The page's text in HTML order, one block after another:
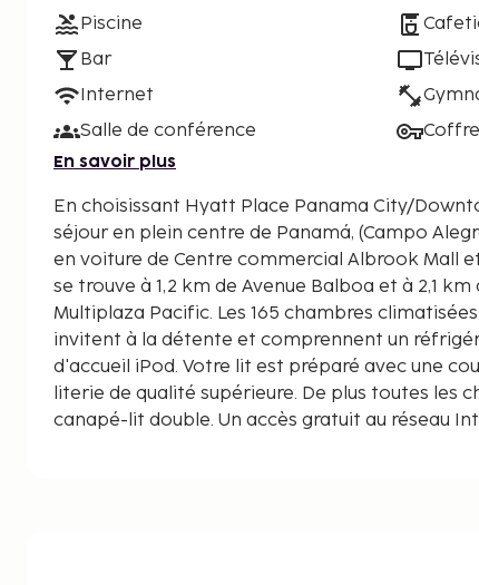
Piscine
Bar
Internet
Salle de conférence
En savoir plus
En choisissant Hyatt Place Panama City/
séjour en plein centre de Panamá, (Campo Alegre), à moins de 10 minutes
en voiture de Centre commercial Albrook Mall et
se trouve à 1,2 km de Avenue Balboa et à 2,1
Multiplaza Pacific. Les 165 chambres
invitent à la détente et comprennent un
d'accueil iPod. Votre lit est préparé avec une
literie de qualité supérieure. De plus toutes les
canapé-lit double. Un accès gratuit au réseau